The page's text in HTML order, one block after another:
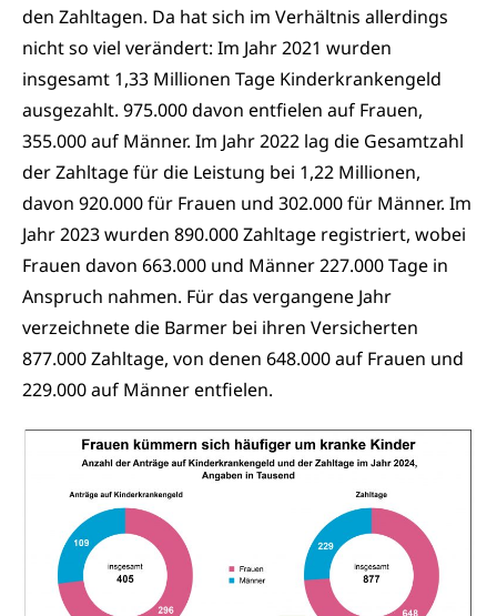
den Zahltagen. Da hat sich im Verhältnis allerdings
nicht so viel verändert: Im Jahr 2021 wurden
insgesamt 1,33 Millionen Tage Kinderkrankengeld
ausgezahlt. 975.000 davon entfielen auf Frauen,
355.000 auf Männer. Im Jahr 2022 lag die Gesamtzahl
der Zahltage für die Leistung bei 1,22 Millionen,
davon 920.000 für Frauen und 302.000 für Männer. Im
Jahr 2023 wurden 890.000 Zahltage registriert, wobei
Frauen davon 663.000 und Männer 227.000 Tage in
Anspruch nahmen. Für das vergangene Jahr
verzeichnete die Barmer bei ihren Versicherten
877.000 Zahltage, von denen 648.000 auf Frauen und
229.000 auf Männer entfielen.